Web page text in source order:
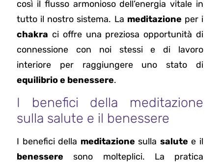
così il flusso armonioso dell’energia vitale in
tutto il nostro sistema. La meditazione per i
chakra ci offre una preziosa opportunità di
connessione con noi stessi e di lavoro
interiore per raggiungere uno stato di
equilibrio e benessere.
I benefici della meditazione
sulla salute e il benessere
I benefici della meditazione sulla salute e il
benessere sono molteplici. La pratica